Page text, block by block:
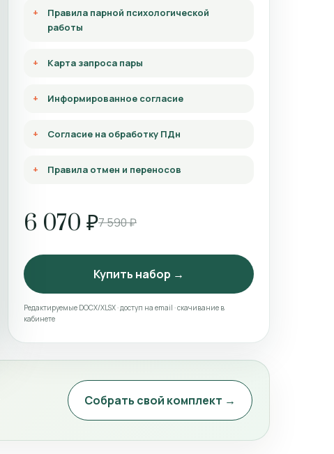
Правила парной психологической
работы
Карта запроса пары
Информированное согласие
Согласие на обработку ПДн
Правила отмен и переносов
6 070 ₽7 590 ₽
Купить набор →
Редактируемые DOCX/XLSX · доступ на email · скачивание в
кабинете
Собрать свой комплект →